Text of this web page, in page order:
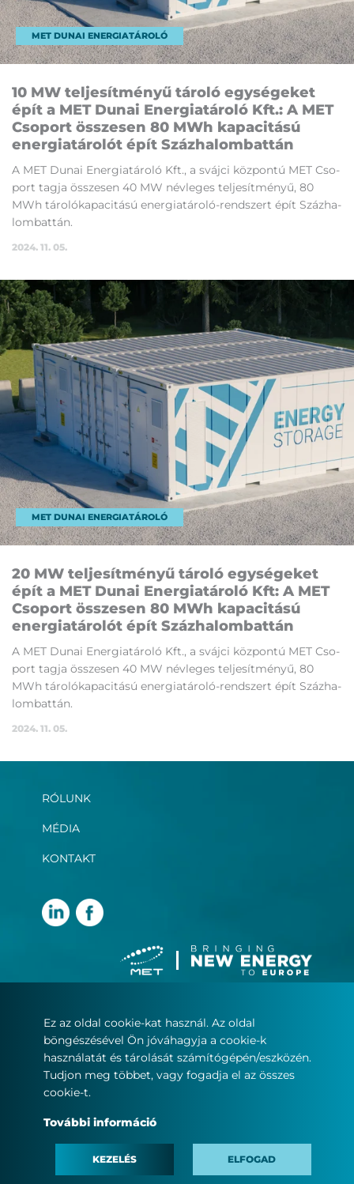
MET DUNAI ENERGIATÁROLÓ
10 MW tel­je­sít­mé­nyű tá­ro­ló egy­sé­ge­ket
épít a MET Du­nai Ener­gia­tá­ro­ló Kft.: A MET
Cso­port összesen 80 MWh ka­pa­ci­tá­sú
ener­gia­tá­ro­lót épít Száz­ha­lom­bat­tán
A MET Du­nai Ener­gia­tá­ro­ló Kft., a sváj­ci köz­pon­tú MET Cso­
port tag­ja összesen 40 MW név­le­ges tel­je­sít­mé­nyű, 80
MWh tá­ro­ló­ka­pa­ci­tá­sú ener­gia­tá­roló-rend­szert épít Száz­ha­
lom­bat­tán.
2024. 11. 05.
MET DUNAI ENERGIATÁROLÓ
20 MW tel­je­sít­mé­nyű tá­ro­ló egy­sé­ge­ket
épít a MET Du­nai Ener­gia­tá­ro­ló Kft: A MET
Cso­port összesen 80 MWh ka­pa­ci­tá­sú
ener­gia­tá­ro­lót épít Száz­ha­lom­bat­tán
A MET Du­nai Ener­gia­tá­ro­ló Kft., a sváj­ci köz­pon­tú MET Cso­
port tag­ja összesen 40 MW név­le­ges tel­je­sít­mé­nyű, 80
MWh tá­ro­ló­ka­pa­ci­tá­sú ener­gia­tá­roló-rend­szert épít Száz­ha­
lom­bat­tán.
2024. 11. 05.
RÓLUNK
MÉDIA
KONTAKT
Felhasználási feltételek
Adatvédelmi nyilatkozat
Sütikezelés
MET.com – Minden jog fenntartva.
Ez az oldal cookie-kat használ. Az oldal
böngészésével Ön jóváhagyja a cookie-k
használatát és tárolását számítógépén/eszközén.
Tudjon meg többet, vagy fogadja el az összes
cookie-t.
További információ
KEZELÉS ELFOGAD